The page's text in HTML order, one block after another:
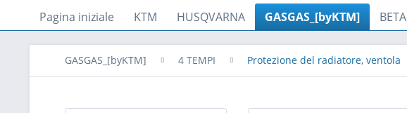
Pagina iniziale KTM HUSQVARNA GASGAS_[byKTM] BETA
GASGAS_[byKTM] 4 TEMPI Protezione del radiatore, ventola